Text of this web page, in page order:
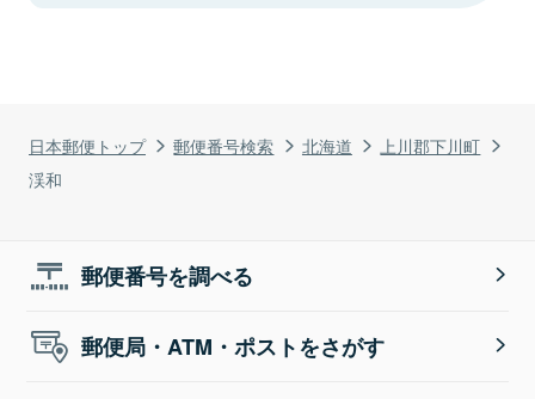
日本郵便トップ 郵便番号検索 北海道
上川郡下川町
渓和
郵便番号を調べる
郵便局・ATM・ポストをさがす